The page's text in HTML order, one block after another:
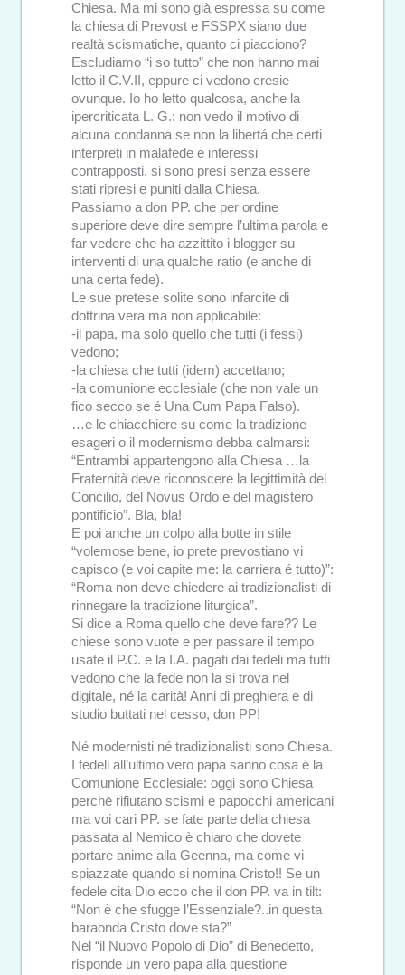
Chiesa. Ma mi sono già espressa su come
la chiesa di Prevost e FSSPX siano due
realtà scismatiche, quanto ci piacciono?
Escludiamo “i so tutto” che non hanno mai
letto il C.V.II, eppure ci vedono eresie
ovunque. Io ho letto qualcosa, anche la
ipercriticata L. G.: non vedo il motivo di
alcuna condanna se non la libertá che certi
interpreti in malafede e interessi
contrapposti, si sono presi senza essere
stati ripresi e puniti dalla Chiesa.
Passiamo a don PP. che per ordine
superiore deve dire sempre l’ultima parola e
far vedere che ha azzittito i blogger su
interventi di una qualche ratio (e anche di
una certa fede).
Le sue pretese solite sono infarcite di
dottrina vera ma non applicabile:
-il papa, ma solo quello che tutti (i fessi)
vedono;
-la chiesa che tutti (idem) accettano;
-la comunione ecclesiale (che non vale un
fico secco se é Una Cum Papa Falso).
…e le chiacchiere su come la tradizione
esageri o il modernismo debba calmarsi:
“Entrambi appartengono alla Chiesa …la
Fraternità deve riconoscere la legittimità del
Concilio, del Novus Ordo e del magistero
pontificio”. Bla, bla!
E poi anche un colpo alla botte in stile
“volemose bene, io prete prevostiano vi
capisco (e voi capite me: la carriera é tutto)”:
“Roma non deve chiedere ai tradizionalisti di
rinnegare la tradizione liturgica”.
Si dice a Roma quello che deve fare?? Le
chiese sono vuote e per passare il tempo
usate il P.C. e la I.A. pagati dai fedeli ma tutti
vedono che la fede non la si trova nel
digitale, né la carità! Anni di preghiera e di
studio buttati nel cesso, don PP!
Né modernisti né tradizionalisti sono Chiesa.
I fedeli all’ultimo vero papa sanno cosa é la
Comunione Ecclesiale: oggi sono Chiesa
perchè rifiutano scismi e papocchi americani
ma voi cari PP. se fate parte della chiesa
passata al Nemico è chiaro che dovete
portare anime alla Geenna, ma come vi
spiazzate quando si nomina Cristo!! Se un
fedele cita Dio ecco che il don PP. va in tilt:
“Non è che sfugge l’Essenziale?..in questa
baraonda Cristo dove sta?”
Nel “il Nuovo Popolo di Dio” di Benedetto,
risponde un vero papa alla questione